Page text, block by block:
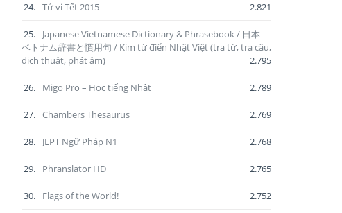
24. Tử vi Tết 2015 2.821
25.
Japanese Vietnamese Dictionary & Phrasebook / 日本 –
ベトナム辞書と慣用句 / Kim từ điển Nhật Việt (tra từ, tra câu,
dịch thuật, phát âm)
2.795
26. Migo Pro – Học tiếng Nhật 2.789
27. Chambers Thesaurus 2.769
28. JLPT Ngữ Pháp N1 2.768
29. Phranslator HD 2.765
30. Flags of the World! 2.752